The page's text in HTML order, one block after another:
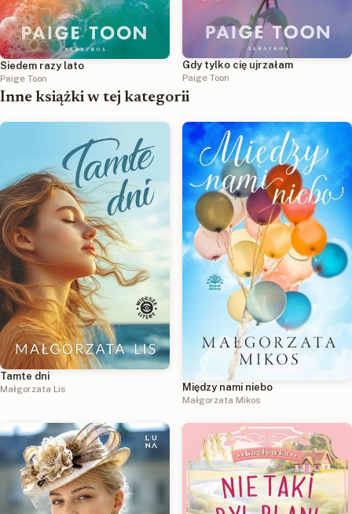
Siedem razy lato
Paige Toon
Gdy tylko cię ujrzałam
Paige Toon
Inne książki w tej kategorii
Tamte dni
Małgorzata Lis Między nami niebo
Małgorzata Mikos